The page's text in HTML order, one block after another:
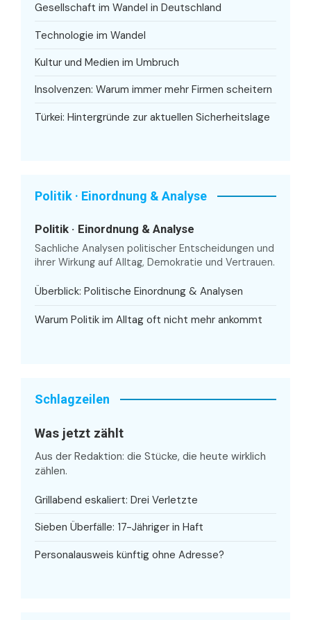
Gesellschaft im Wandel in Deutschland
Technologie im Wandel
Kultur und Medien im Umbruch
Insolvenzen: Warum immer mehr Firmen scheitern
Türkei: Hintergründe zur aktuellen Sicherheitslage
Politik · Einordnung & Analyse
Politik · Einordnung & Analyse
Sachliche Analysen politischer Entscheidungen und
ihrer Wirkung auf Alltag, Demokratie und Vertrauen.
Überblick: Politische Einordnung & Analysen
Warum Politik im Alltag oft nicht mehr ankommt
Schlagzeilen
Was jetzt zählt
Aus der Redaktion: die Stücke, die heute wirklich
zählen.
Grillabend eskaliert: Drei Verletzte
Sieben Überfälle: 17-Jähriger in Haft
Personalausweis künftig ohne Adresse?